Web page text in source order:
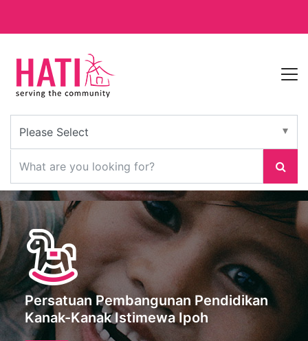
Persatuan Pembangunan Pendidikan
Kanak-Kanak Istimewa Ipoh